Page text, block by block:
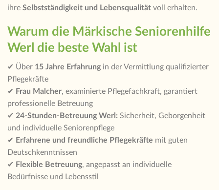
ihre Selbstständigkeit und Lebensqualität voll erhalten.
Warum die Märkische Seniorenhilfe
Werl die beste Wahl ist
✔ Über 15 Jahre Erfahrung in der Vermittlung qualifizierter
Pflegekräfte
✔ Frau Malcher, examinierte Pflegefachkraft, garantiert
professionelle Betreuung
✔ 24-Stunden-Betreuung Werl: Sicherheit, Geborgenheit
und individuelle Seniorenpflege
✔ Erfahrene und freundliche Pflegekräfte mit guten
Deutschkenntnissen
✔ Flexible Betreuung, angepasst an individuelle
Bedürfnisse und Lebensstil